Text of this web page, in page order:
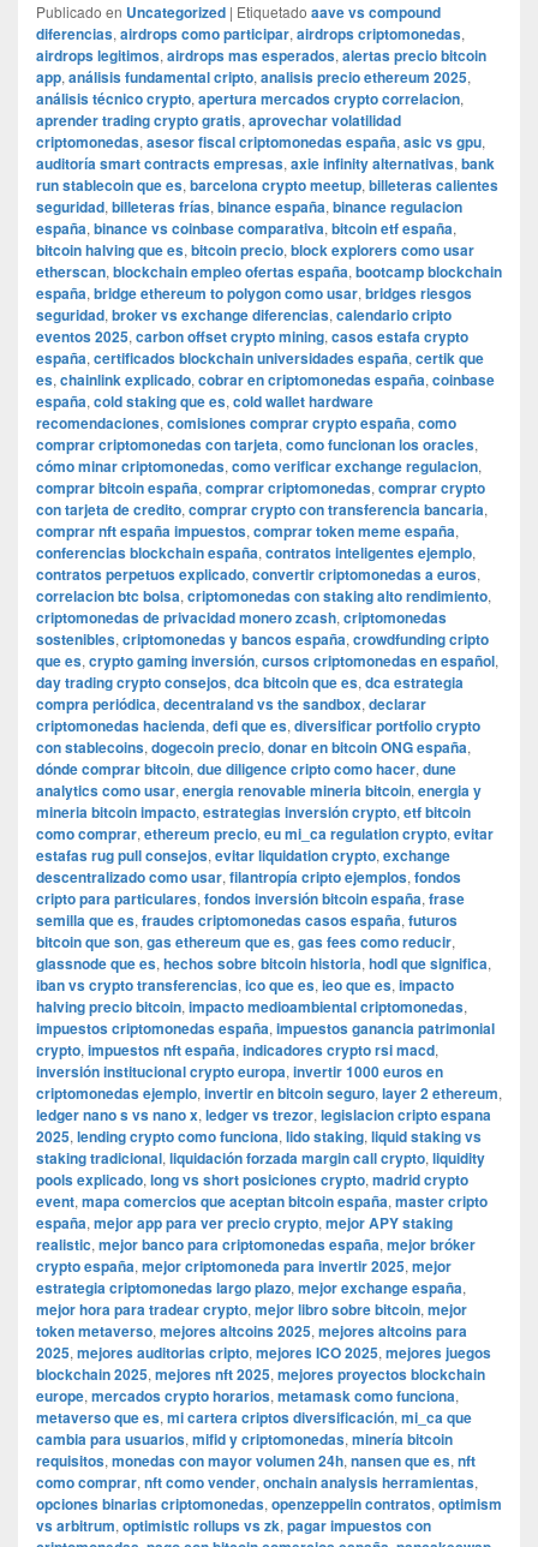
Publicado en Uncategorized | Etiquetado aave vs compound
diferencias, airdrops como participar, airdrops criptomonedas,
airdrops legitimos, airdrops mas esperados, alertas precio bitcoin
app, análisis fundamental cripto, analisis precio ethereum 2025,
análisis técnico crypto, apertura mercados crypto correlacion,
aprender trading crypto gratis, aprovechar volatilidad
criptomonedas, asesor fiscal criptomonedas españa, asic vs gpu,
auditoría smart contracts empresas, axie infinity alternativas, bank
run stablecoin que es, barcelona crypto meetup, billeteras calientes
seguridad, billeteras frías, binance españa, binance regulacion
españa, binance vs coinbase comparativa, bitcoin etf españa,
bitcoin halving que es, bitcoin precio, block explorers como usar
etherscan, blockchain empleo ofertas españa, bootcamp blockchain
españa, bridge ethereum to polygon como usar, bridges riesgos
seguridad, broker vs exchange diferencias, calendario cripto
eventos 2025, carbon offset crypto mining, casos estafa crypto
españa, certificados blockchain universidades españa, certik que
es, chainlink explicado, cobrar en criptomonedas españa, coinbase
españa, cold staking que es, cold wallet hardware
recomendaciones, comisiones comprar crypto españa, como
comprar criptomonedas con tarjeta, como funcionan los oracles,
cómo minar criptomonedas, como verificar exchange regulacion,
comprar bitcoin españa, comprar criptomonedas, comprar crypto
con tarjeta de credito, comprar crypto con transferencia bancaria,
comprar nft españa impuestos, comprar token meme españa,
conferencias blockchain españa, contratos inteligentes ejemplo,
contratos perpetuos explicado, convertir criptomonedas a euros,
correlacion btc bolsa, criptomonedas con staking alto rendimiento,
criptomonedas de privacidad monero zcash, criptomonedas
sostenibles, criptomonedas y bancos españa, crowdfunding cripto
que es, crypto gaming inversión, cursos criptomonedas en español,
day trading crypto consejos, dca bitcoin que es, dca estrategia
compra periódica, decentraland vs the sandbox, declarar
criptomonedas hacienda, defi que es, diversificar portfolio crypto
con stablecoins, dogecoin precio, donar en bitcoin ONG españa,
dónde comprar bitcoin, due diligence cripto como hacer, dune
analytics como usar, energia renovable mineria bitcoin, energia y
mineria bitcoin impacto, estrategias inversión crypto, etf bitcoin
como comprar, ethereum precio, eu mi_ca regulation crypto, evitar
estafas rug pull consejos, evitar liquidation crypto, exchange
descentralizado como usar, filantropía cripto ejemplos, fondos
cripto para particulares, fondos inversión bitcoin españa, frase
semilla que es, fraudes criptomonedas casos españa, futuros
bitcoin que son, gas ethereum que es, gas fees como reducir,
glassnode que es, hechos sobre bitcoin historia, hodl que significa,
iban vs crypto transferencias, ico que es, ieo que es, impacto
halving precio bitcoin, impacto medioambiental criptomonedas,
impuestos criptomonedas españa, impuestos ganancia patrimonial
crypto, impuestos nft españa, indicadores crypto rsi macd,
inversión institucional crypto europa, invertir 1000 euros en
criptomonedas ejemplo, invertir en bitcoin seguro, layer 2 ethereum,
ledger nano s vs nano x, ledger vs trezor, legislacion cripto espana
2025, lending crypto como funciona, lido staking, liquid staking vs
staking tradicional, liquidación forzada margin call crypto, liquidity
pools explicado, long vs short posiciones crypto, madrid crypto
event, mapa comercios que aceptan bitcoin españa, master cripto
españa, mejor app para ver precio crypto, mejor APY staking
realistic, mejor banco para criptomonedas españa, mejor bróker
crypto españa, mejor criptomoneda para invertir 2025, mejor
estrategia criptomonedas largo plazo, mejor exchange españa,
mejor hora para tradear crypto, mejor libro sobre bitcoin, mejor
token metaverso, mejores altcoins 2025, mejores altcoins para
2025, mejores auditorias cripto, mejores ICO 2025, mejores juegos
blockchain 2025, mejores nft 2025, mejores proyectos blockchain
europe, mercados crypto horarios, metamask como funciona,
metaverso que es, mi cartera criptos diversificación, mi_ca que
cambia para usuarios, mifid y criptomonedas, minería bitcoin
requisitos, monedas con mayor volumen 24h, nansen que es, nft
como comprar, nft como vender, onchain analysis herramientas,
opciones binarias criptomonedas, openzeppelin contratos, optimism
vs arbitrum, optimistic rollups vs zk, pagar impuestos con